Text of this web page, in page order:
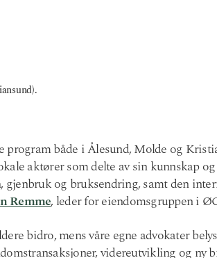
program både i Ålesund, Molde og
aktører som delte av sin kunnskap
gjenbruk og bruksendring, samt den
Remme, leder for eiendomsgruppen i
bidro, mens våre egne advokater
videreutvikling og ny